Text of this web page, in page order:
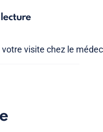
visite chez le